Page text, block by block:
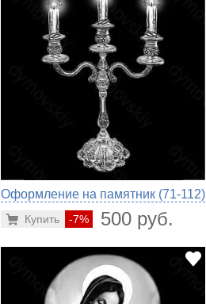
Оформление на памятник (71-112)
-7% 500 руб.
Купить